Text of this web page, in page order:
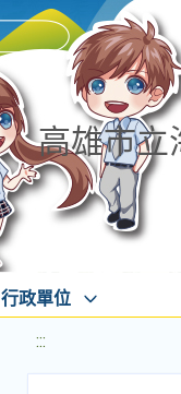
高雄市立
行政單位
:::